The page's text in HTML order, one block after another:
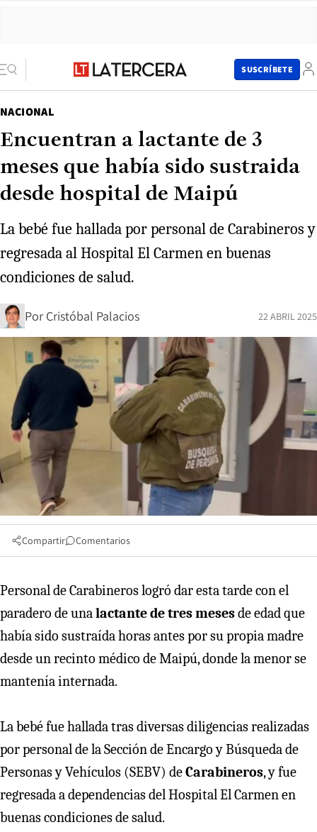
SUSCRÍBETE
NACIONAL
Encuentran a lactante de 3
meses que había sido sustraida
desde hospital de Maipú
La bebé fue hallada por personal de Carabineros y
regresada al Hospital El Carmen en buenas
condiciones de salud.
Por Cristóbal Palacios 22 ABRIL 2025
Compartir Comentarios
Personal de Carabineros logró dar esta tarde con el
paradero de unalactante de tres mesesde edad que
había sido sustraída horas antes por su propia madre
desde un recinto médico de Maipú, donde la menor se
mantenía internada.
La bebé fue hallada tras diversas diligencias realizadas
por personal de la Sección de Encargo y Búsqueda de
Personas y Vehículos (SEBV) deCarabineros, y fue
regresada a dependencias del Hospital El Carmen en
buenas condiciones de salud.